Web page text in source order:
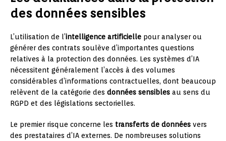
des données sensibles
L’utilisation de l’intelligence artificielle pour analyser ou
générer des contrats soulève d’importantes questions
relatives à la protection des données. Les systèmes d’IA
nécessitent généralement l’accès à des volumes
considérables d’informations contractuelles, dont beaucoup
relèvent de la catégorie des données sensibles au sens du
RGPD et des législations sectorielles.
Le premier risque concerne les transferts de données vers
des prestataires d’IA externes. De nombreuses solutions